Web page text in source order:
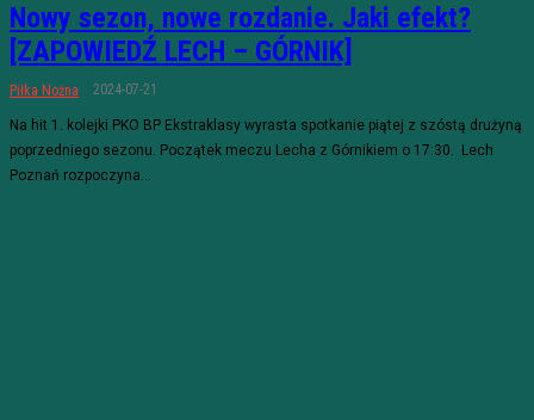
Nowy sezon, nowe rozdanie. Jaki efekt?
[ZAPOWIEDŹ LECH – GÓRNIK]
Piłka Nożna 2024-07-21
Na hit 1. kolejki PKO BP Ekstraklasy wyrasta spotkanie piątej z szóstą drużyną
poprzedniego sezonu. Początek meczu Lecha z Górnikiem o 17:30. Lech
Poznań rozpoczyna...